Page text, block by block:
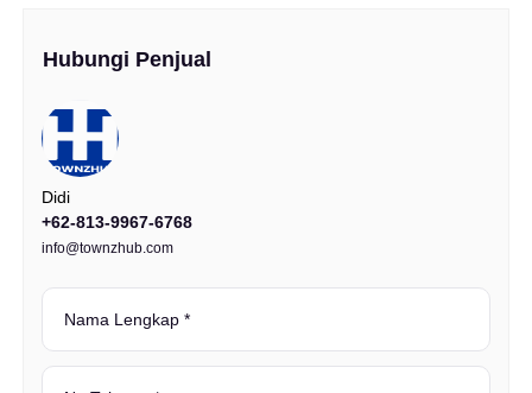
Hubungi Penjual
Didi
+62-813-9967-6768
info@townzhub.com